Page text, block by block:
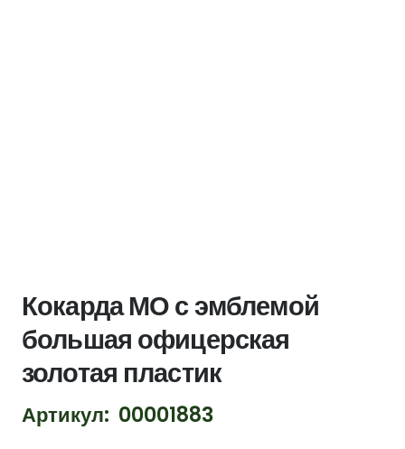
Кокарда МО с эмблемой
большая офицерская
золотая пластик
Артикул: 00001883